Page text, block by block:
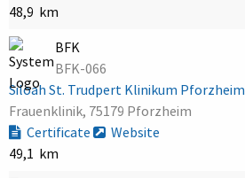
48,9 km
BFK
BFK-066
Siloah St. Trudpert Klinikum Pforzheim
Frauenklinik, 75179 Pforzheim
Certificate
Website
49,1 km